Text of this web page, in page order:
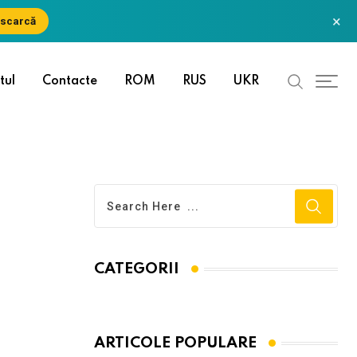
×
Contacte ROM RUS UKR
CATEGORII
ARTICOLE POPULARE